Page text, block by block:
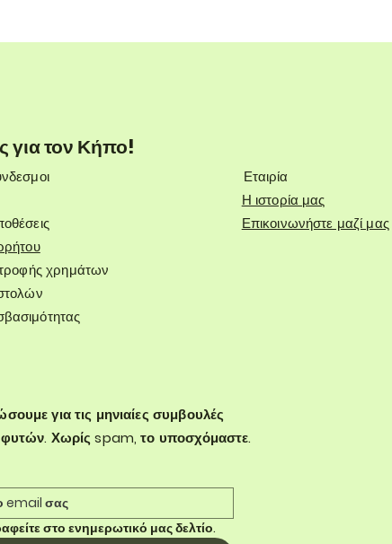
για τον Κήπο!
χρημάτων
Εταιρία
Η ιστορία μας
Επικοινωνήστε μαζί μας
για τις μηνιαίες συμβουλές
Χωρίς spam, το υποσχόμαστε.
στο ενημερωτικό μας δελτίο.